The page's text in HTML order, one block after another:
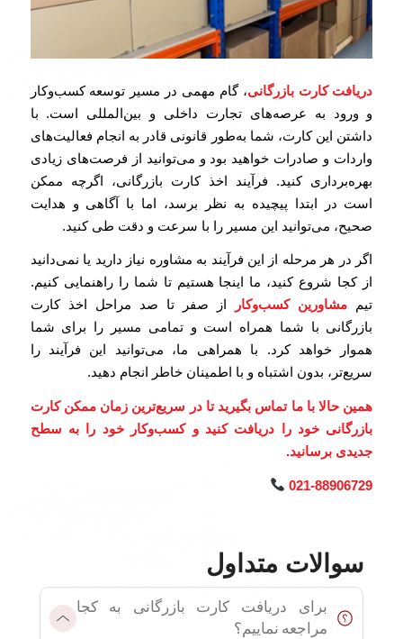
دریافت کارت بازرگانی، گام مهمی در مسیر توسعه کسب‌وکار
و ورود به عرصه‌های تجارت داخلی و بین‌المللی است. با
داشتن این کارت، شما به‌طور قانونی قادر به انجام فعالیت‌های
واردات و صادرات خواهید بود و می‌توانید از فرصت‌های زیادی
بهره‌برداری کنید. فرآیند اخذ کارت بازرگانی، اگرچه ممکن
است در ابتدا پیچیده به نظر برسد، اما با آگاهی و هدایت
صحیح، می‌توانید این مسیر را با سرعت و دقت طی کنید.
اگر در هر مرحله از این فرآیند به مشاوره نیاز دارید یا نمی‌دانید
از کجا شروع کنید، ما اینجا هستیم تا شما را راهنمایی کنیم.
تیم مشاورین کسب‌وکار
از صفر تا صد مراحل اخذ کارت
بازرگانی با شما همراه است و تمامی مسیر را برای شما
هموار خواهد کرد. با همراهی ما، می‌توانید این فرآیند را
سریع‌تر، بدون اشتباه و با اطمینان خاطر انجام دهید.
همین حالا با ما تماس بگیرید تا در سریع‌ترین زمان ممکن کارت
بازرگانی خود را دریافت کنید و کسب‌وکار خود را به سطح
جدیدی برسانید.
021-88906729
سوالات متداول
برای دریافت کارت بازرگانی به کجا
مراجعه نماییم؟